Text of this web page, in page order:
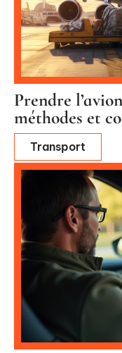
Prendre
méthodes et
Transport